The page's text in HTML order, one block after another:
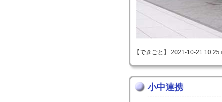
【できごと】 2021-10-21
小中連携